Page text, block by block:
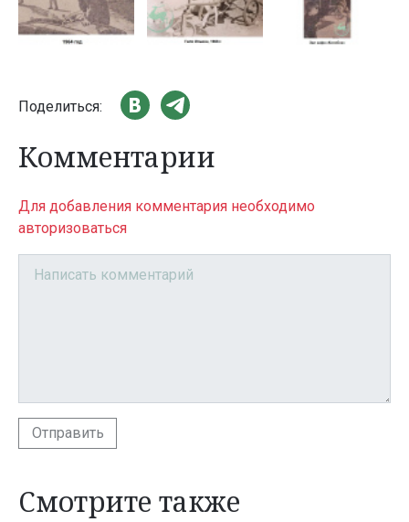
Поделиться:
Комментарии
Для добавления комментария необходимо
авторизоваться
Отправить
Смотрите также